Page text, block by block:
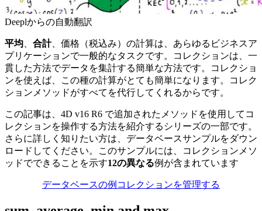
Deeplからの自動翻訳
平均 合計、価格（税込み）の計算は、あらゆるビジネスア
プリケーションで一般的なタスクです。コレクションは、一
貫した方法でデータを集計する簡単な方法です。コレクショ
ンを使えば、この種の計算がとても簡単になります。コレク
ションメソッドがすべてを代行してくれるからです。
この記事は、 4D v16 R6 で追加されたメソッドを使用してコ
レクションを操作する方法を紹介するシリーズの一部です。
さらに詳しく知りたい方は、データベースサンプルをダウン
ロードしてください。このサンプルには、コレクションメソ
ッドでできることを示す12の異なる例が含まれています
データベースの例コレクションを管理する